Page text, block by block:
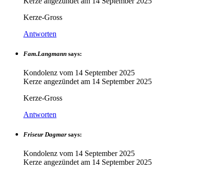
Kerze-Gross
Antworten
Fam.Langmann says:
Kondolenz vom 14 September 2025
Kerze angezündet am 14 September 2025
Kerze-Gross
Antworten
Friseur Dagmar says:
Kondolenz vom 14 September 2025
Kerze angezündet am 14 September 2025